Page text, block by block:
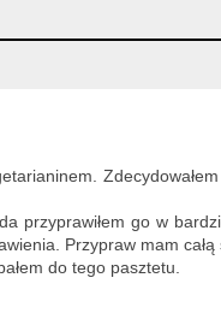
przyprawiłem go w
Przypraw mam
do tego pasztetu.